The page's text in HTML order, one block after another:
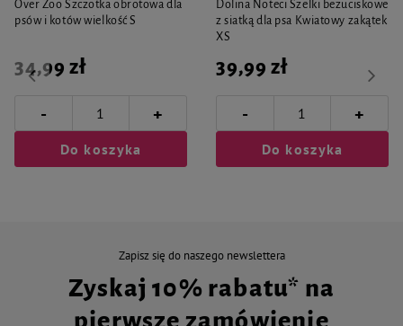
Over Zoo Szczotka obrotowa dla
psów i kotów wielkość S
34,99 zł
- +
Do koszyka
Dolina Noteci Szelki bezuciskowe
z siatką dla psa Kwiatowy zakątek
XS
39,99 zł
- +
Do koszyka
Zapisz się do naszego newslettera
Zyskaj 10% rabatu* na
pierwsze zamówienie